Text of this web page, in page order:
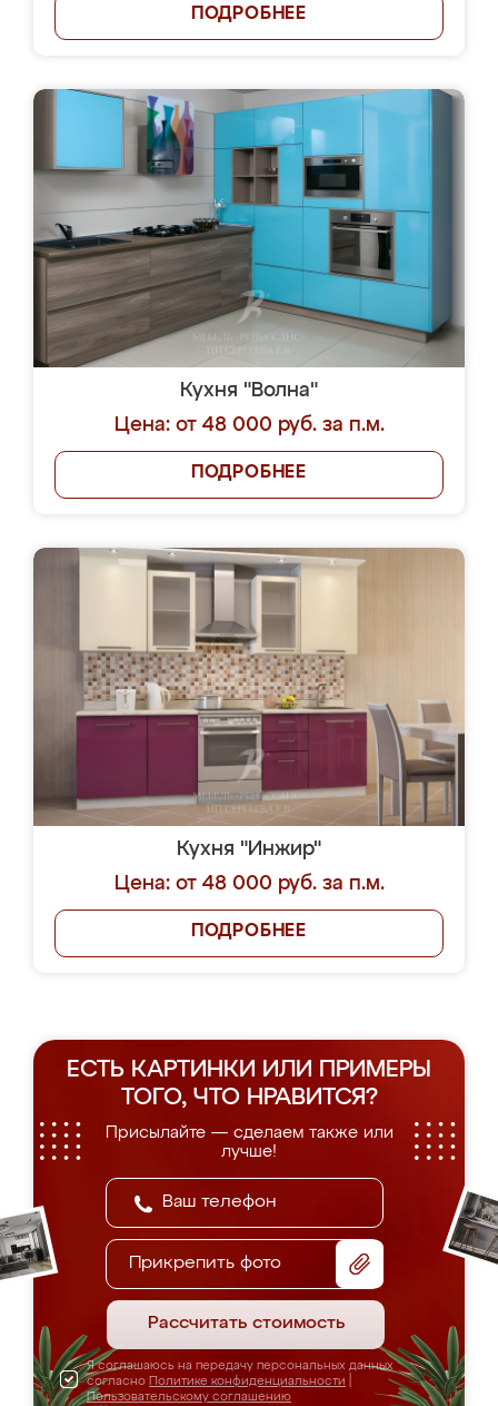
ПОДРОБНЕЕ
Кухня "Волна"
Цена: от 48 000 руб. за п.м.
ПОДРОБНЕЕ
Кухня "Инжир"
Цена: от 48 000 руб. за п.м.
ПОДРОБНЕЕ
ЕСТЬ КАРТИНКИ ИЛИ ПРИМЕРЫ
ТОГО, ЧТО НРАВИТСЯ?
Присылайте — сделаем также или
лучше!
Прикрепить фото
Рассчитать стоимость
Я соглашаюсь на передачу персональных данных
согласно Политике конфиденциальности
Пользовательскому соглашению